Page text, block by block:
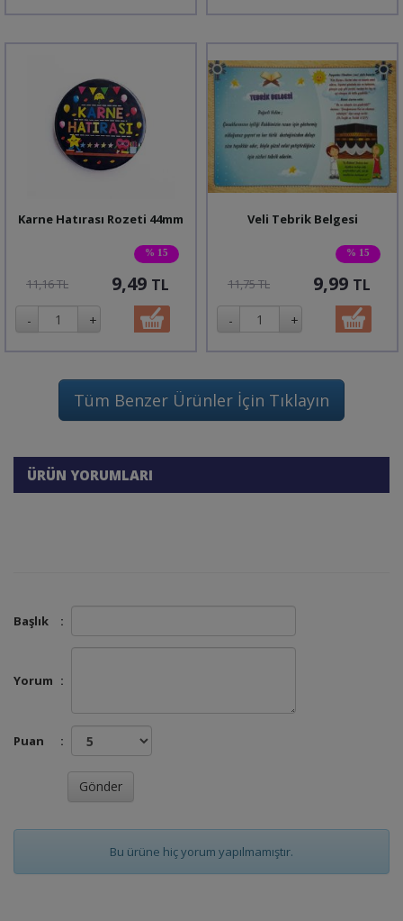
% 15
Karne Hatırası Rozeti 44mm
11,16 TL 9,49 TL
% 15
Veli Tebrik Belgesi
11,75 TL 9,99 TL
Tüm Benzer Ürünler İçin Tıklayın
ÜRÜN YORUMLARI
Başlık :
Yorum :
Puan :
Bu ürüne hiç yorum yapılmamıştır.